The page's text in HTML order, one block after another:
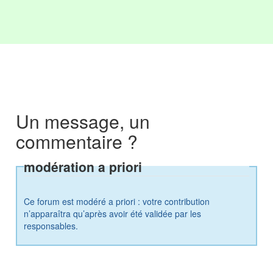
Un message, un
commentaire ?
modération a priori
Ce forum est modéré a priori : votre contribution
n’apparaîtra qu’après avoir été validée par les
responsables.